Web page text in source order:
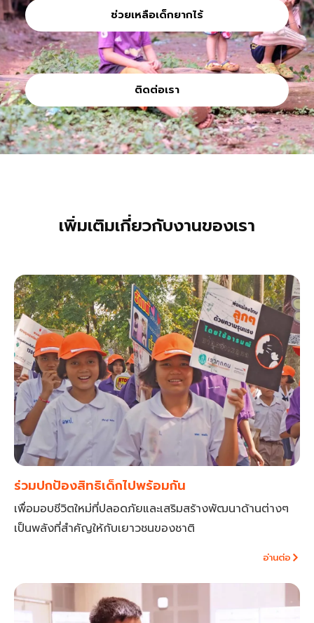
ช่วยเหลือเด็กยากไร้
ติดต่อเรา
เพิ่มเติมเกี่ยวกับงานของเรา
ร่วมปกป้องสิทธิเด็กไปพร้อมกัน
เพื่อมอบชีวิตใหม่ที่ปลอดภัยและเสริมสร้างพัฒนาด้านต่างๆ
เป็นพลังที่สำคัญให้กับเยาวชนของชาติ
อ่านต่อ